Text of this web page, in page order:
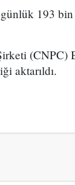
193
(CNPC)
aktarıldı.